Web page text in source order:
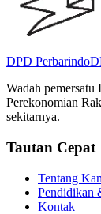
DPD Perbarindo
Wadah
Perekonomian
sekitarnya.
Tautan Cepat
Tentang
Pendidikan
Kontak